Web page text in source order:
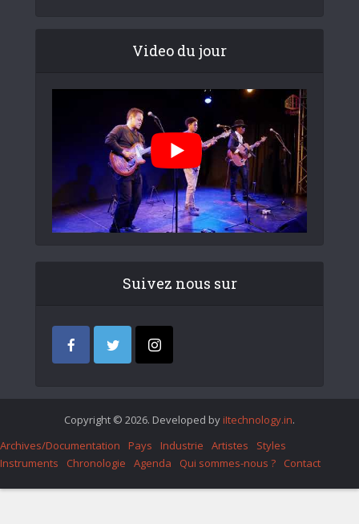
Video du jour
Suivez nous sur
Copyright © 2026. Developed by iItechnology.in.
Archives/Documentation
Pays Industrie Artistes
Styles
Instruments
Chronologie Agenda Qui sommes-nous ? Contact